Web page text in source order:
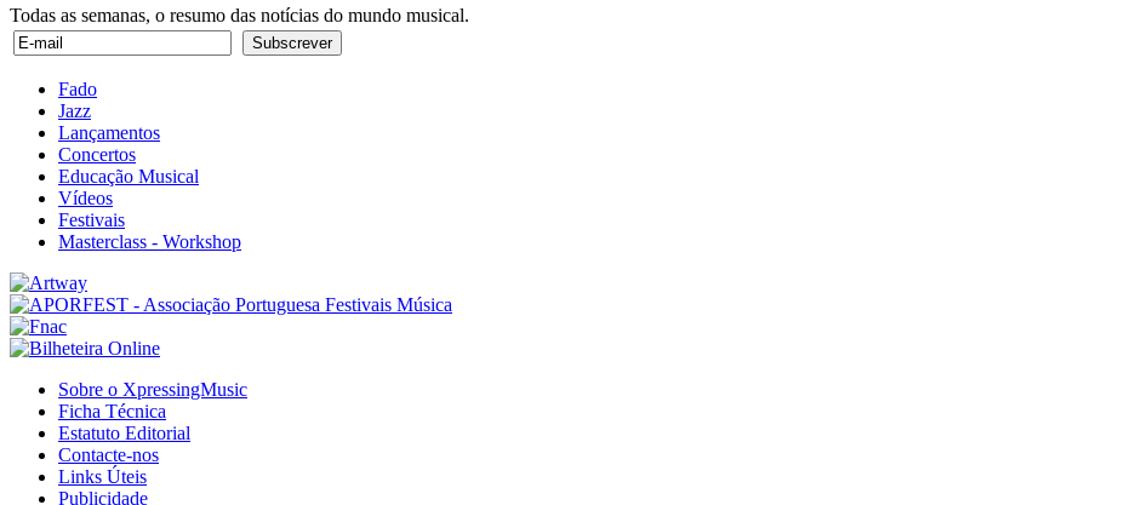
Todas as semanas, o resumo das notícias do mundo musical.
Fado
Jazz
Lançamentos
Concertos
Educação Musical
Vídeos
Festivais
Masterclass - Workshop
Sobre o XpressingMusic
Ficha Técnica
Estatuto Editorial
Contacte-nos
Links Úteis
Publicidade